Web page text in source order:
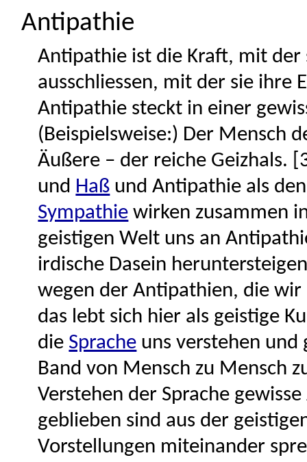
Antipathie
Antipathie ist die Kraft, mit der
ausschliessen, mit der sie ihre
Antipathie steckt in einer
(Beispielsweise:) Der Mensch
Äußere – der reiche Geizhals.
und Haß und Antipathie als
Sympathie wirken zusammen
geistigen Welt uns an
irdische Dasein
wegen der Antipathien, die
das lebt sich hier als geistige
die Sprache uns verstehen und
Band von Mensch zu Mensch
Verstehen der Sprache
geblieben sind aus der
Vorstellungen miteinander